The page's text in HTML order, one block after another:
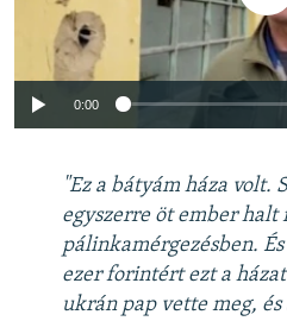
Auto 240p
720p
0:00
"Ez a bátyám háza volt.
egyszerre öt ember halt
pálinkamérgezésben.
ezer forintért ezt a
ukrán pap vette meg,